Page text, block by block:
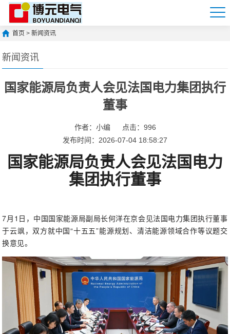
首页 >新闻资讯
新闻资讯
国家能源局负责人会见法国电力集团执行
董事
作者：小编 点击： 996
发布时间：2026-07-04 18:58:27
国家能源局负责人会见法国电力
集团执行董事
7月1日，中国国家能源局副局长何洋在京会见法国电力集团执行董事
于云飒，双方就中国“十五五”能源规划、清洁能源领域合作等议题交
换意见。